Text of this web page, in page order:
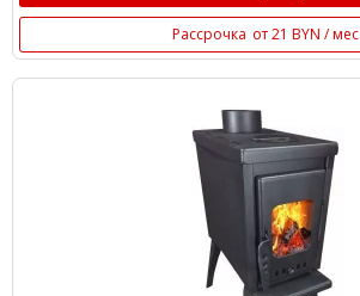
Рассрочка от 21 BYN / мес